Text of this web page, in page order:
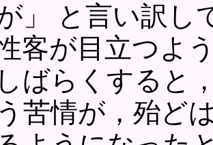
」 と言い訳し
客が目立つよ
ばらくすると
苦情が，殆ど